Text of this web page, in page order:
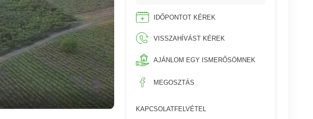
IDŐPONTOT KÉREK
VISSZAHÍVÁST KÉREK
AJÁNLOM EGY ISMERŐSÖMNEK
MEGOSZTÁS
KAPCSOLATFELVÉTEL